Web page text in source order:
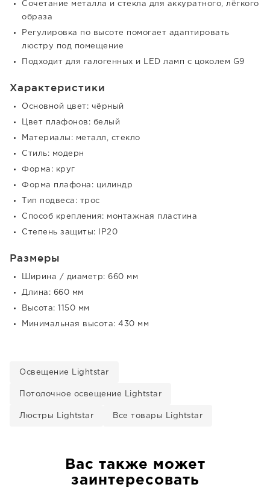
Сочетание металла и стекла для аккуратного, лёгкого
образа
Регулировка по высоте помогает адаптировать
люстру под помещение
Подходит для галогенных и LED ламп с цоколем G9
Характеристики
Основной цвет: чёрный
Цвет плафонов: белый
Материалы: металл, стекло
Стиль: модерн
Форма: круг
Форма плафона: цилиндр
Тип подвеса: трос
Способ крепления: монтажная пластина
Степень защиты: IP20
Размеры
Ширина / диаметр: 660 мм
Длина: 660 мм
Высота: 1150 мм
Минимальная высота: 430 мм
Освещение Lightstar
Потолочное освещение Lightstar
Люстры Lightstar Все товары Lightstar
Вас также может
заинтересовать